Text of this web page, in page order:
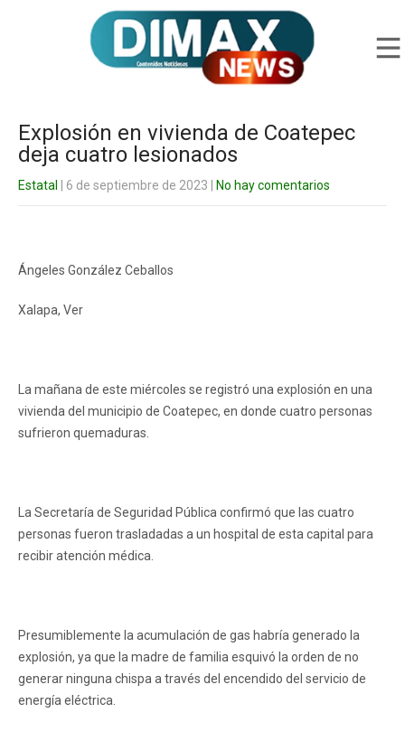
Explosión en vivienda de Coatepec
deja cuatro lesionados
Estatal | 6 de septiembre de 2023 No hay comentarios
Ángeles González Ceballos
Xalapa, Ver
La mañana de este miércoles se registró una explosión en una
vivienda del municipio de Coatepec, en donde cuatro personas
sufrieron quemaduras.
La Secretaría de Seguridad Pública confirmó que las cuatro
personas fueron trasladadas a un hospital de esta capital para
recibir atención médica.
Presumiblemente la acumulación de gas habría generado la
explosión, ya que la madre de familia esquivó la orden de no
generar ninguna chispa a través del encendido del servicio de
energía eléctrica.